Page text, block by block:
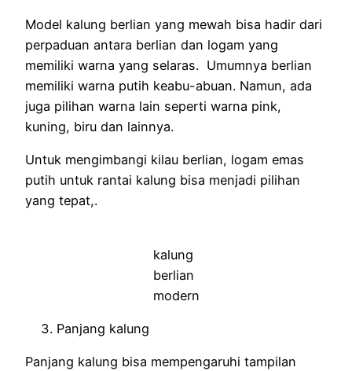
Model kalung berlian yang mewah bisa hadir dari
perpaduan antara berlian dan logam yang
memiliki warna yang selaras. Umumnya berlian
memiliki warna putih keabu-abuan. Namun, ada
juga pilihan warna lain seperti warna pink,
kuning, biru dan lainnya.
Untuk mengimbangi kilau berlian, logam emas
putih untuk rantai kalung bisa menjadi pilihan
yang tepat,.
kalung
berlian
modern
Panjang kalung
Panjang kalung bisa mempengaruhi tampilan